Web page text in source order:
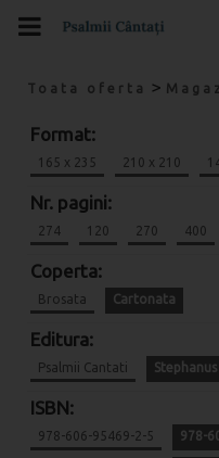
Toata oferta >
Format:
165 x 235 210 x 210
Nr. pagini:
274 120 270 400
Coperta:
Brosata Cartonata
Editura:
Psalmii Cantati Stephanus
ISBN:
978-606-95469-2-5 978-